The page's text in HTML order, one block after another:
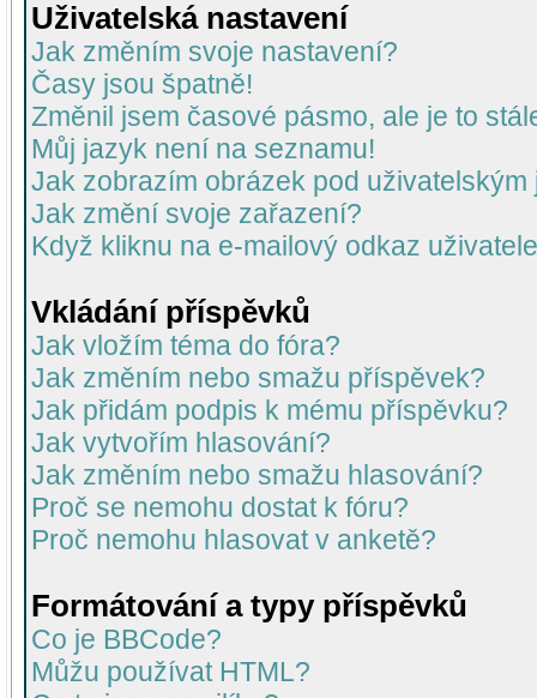
Uživatelská nastavení
Jak změním svoje nastavení?
Časy jsou špatně!
Změnil jsem časové pásmo, ale je to
Můj jazyk není na seznamu!
Jak zobrazím obrázek pod uživatelským
Jak změní svoje zařazení?
Když kliknu na e-mailový odkaz
Vkládání příspěvků
Jak vložím téma do fóra?
Jak změním nebo smažu příspěvek?
Jak přidám podpis k mému příspěvku?
Jak vytvořím hlasování?
Jak změním nebo smažu hlasování?
Proč se nemohu dostat k fóru?
Proč nemohu hlasovat v anketě?
Formátování a typy příspěvků
Co je BBCode?
Můžu používat HTML?